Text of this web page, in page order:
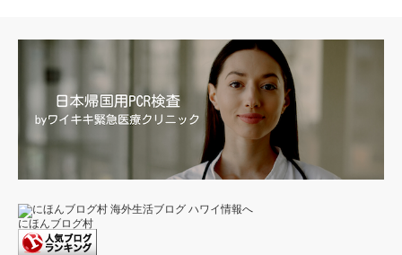
にほんブログ村